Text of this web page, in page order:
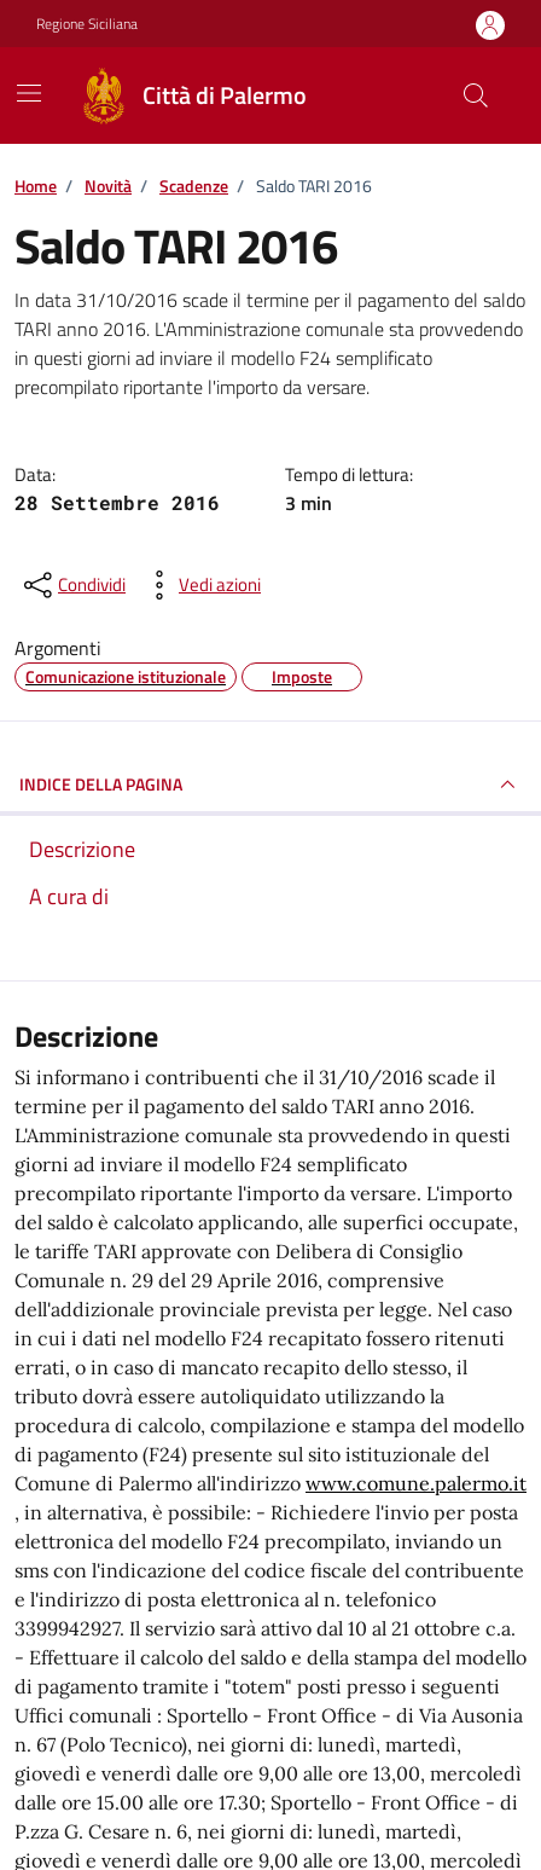
Vai ai contenuti
Vai al footer
Regione Siciliana
Città di Palermo
Home / Novità / Scadenze / Saldo TARI 2016
Saldo TARI 2016
Dettagli della notizia
In data 31/10/2016 scade il termine per il pagamento del saldo
TARI anno 2016. L'Amministrazione comunale sta provvedendo
in questi giorni ad inviare il modello F24 semplificato
precompilato riportante l'importo da versare.
Data:
28 Settembre 2016
Tempo di lettura:
3 min
Condividi Vedi azioni
Argomenti
Comunicazione istituzionale Imposte
INDICE DELLA PAGINA
Descrizione
A cura di
Descrizione
Si informano i contribuenti che il 31/10/2016 scade il
termine per il pagamento del saldo TARI anno 2016.
L'Amministrazione comunale sta provvedendo in questi
giorni ad inviare il modello F24 semplificato
precompilato riportante l'importo da versare. L'importo
del saldo è calcolato applicando, alle superfici occupate,
le tariffe TARI approvate con Delibera di Consiglio
Comunale n. 29 del 29 Aprile 2016, comprensive
dell'addizionale provinciale prevista per legge. Nel caso
in cui i dati nel modello F24 recapitato fossero ritenuti
errati, o in caso di mancato recapito dello stesso, il
tributo dovrà essere autoliquidato utilizzando la
procedura di calcolo, compilazione e stampa del modello
di pagamento (F24) presente sul sito istituzionale del
Comune di Palermo all'indirizzo www.comune.palermo.it
, in alternativa, è possibile: - Richiedere l'invio per posta
elettronica del modello F24 precompilato, inviando un
sms con l'indicazione del codice fiscale del contribuente
e l'indirizzo di posta elettronica al n. telefonico
3399942927. Il servizio sarà attivo dal 10 al 21 ottobre c.a.
- Effettuare il calcolo del saldo e della stampa del modello
di pagamento tramite i "totem" posti presso i seguenti
Uffici comunali : Sportello - Front Office - di Via Ausonia
n. 67 (Polo Tecnico), nei giorni di: lunedì, martedì,
giovedì e venerdì dalle ore 9,00 alle ore 13,00, mercoledì
dalle ore 15.00 alle ore 17.30; Sportello - Front Office - di
P.zza G. Cesare n. 6, nei giorni di: lunedì, martedì,
giovedì e venerdì dalle ore 9,00 alle ore 13,00, mercoledì